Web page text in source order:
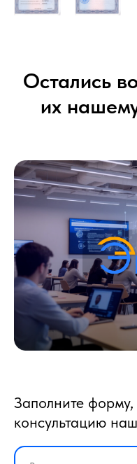
Остались
их
Заполните форму,
консультацию